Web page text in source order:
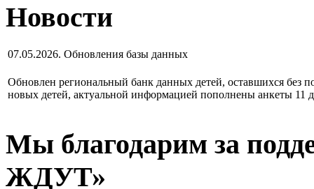
Новости
07.05.2026. Обновления базы данных
Обновлен региональный банк данных детей, оставшихся без
новых детей, актуальной информацией пополнены анкеты
Мы благодарим за
ЖДУТ»